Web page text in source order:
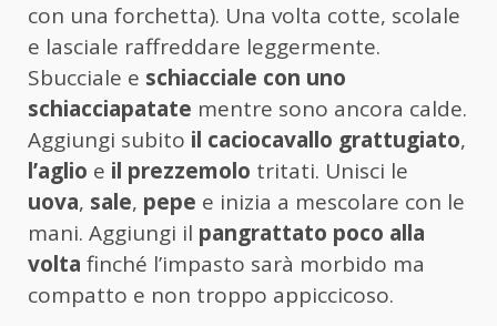
con una forchetta). Una volta cotte, scolale
e lasciale raffreddare leggermente.
Sbucciale e schiacciale con uno
schiacciapatate mentre sono ancora calde.
Aggiungi subito il caciocavallo grattugiato,
l’aglio e il prezzemolo tritati. Unisci le
uova, sale, pepe e inizia a mescolare con le
mani. Aggiungi il pangrattato poco alla
volta finché l’impasto sarà morbido ma
compatto e non troppo appiccicoso.